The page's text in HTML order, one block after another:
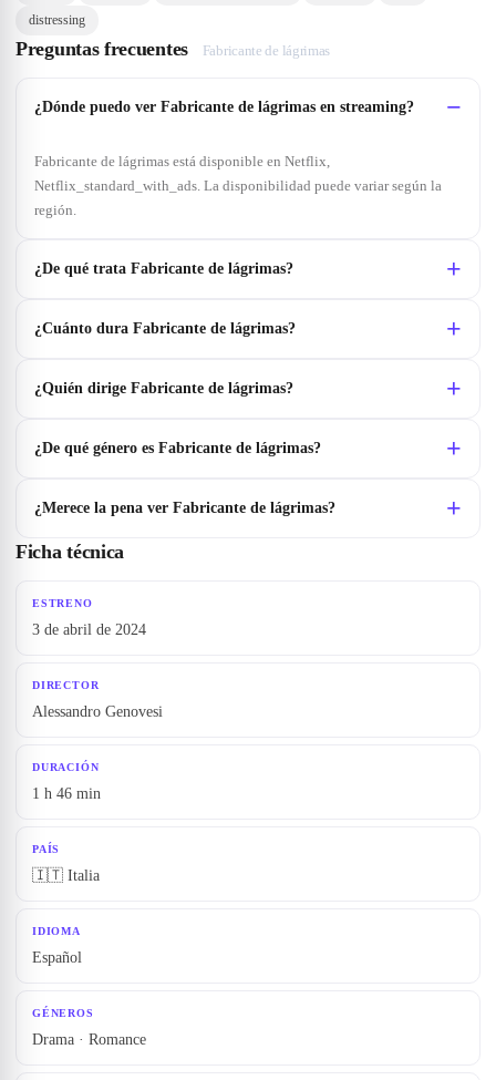
distressing
Preguntas frecuentes Fabricante de lágrimas
¿Dónde puedo ver Fabricante de lágrimas en streaming?
Fabricante de lágrimas está disponible en Netflix,
Netflix_standard_with_ads. La disponibilidad puede variar según la
región.
¿De qué trata Fabricante de lágrimas?
¿Cuánto dura Fabricante de lágrimas?
¿Quién dirige Fabricante de lágrimas?
¿De qué género es Fabricante de lágrimas?
¿Merece la pena ver Fabricante de lágrimas?
Ficha técnica
ESTRENO
3 de abril de 2024
DIRECTOR
Alessandro Genovesi
DURACIÓN
1 h 46 min
PAÍS
🇮🇹 Italia
IDIOMA
Español
GÉNEROS
Drama · Romance